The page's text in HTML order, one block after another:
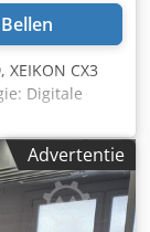
Bellen
, XEIKON CX3
Digitale
23.840.536
in
ca. 322
Advertentie